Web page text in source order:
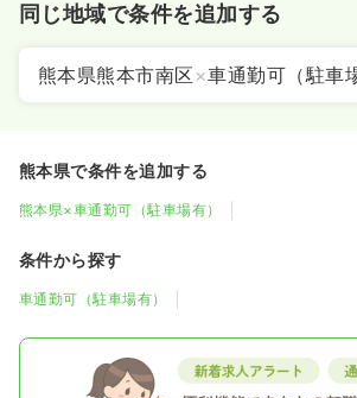
同じ地域で条件を追加する
熊本県熊本市南区 ×車通勤可（駐車
熊本県で条件を追加する
熊本県×車通勤可（駐車場有）
条件から探す
車通勤可（駐車場有）